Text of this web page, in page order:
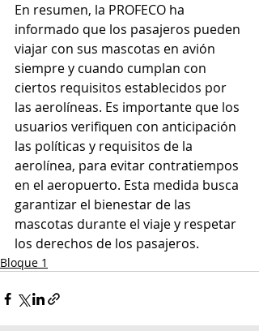
En resumen, la PROFECO ha
informado que los pasajeros pueden
viajar con sus mascotas en avión
siempre y cuando cumplan con
ciertos requisitos establecidos por
las aerolíneas. Es importante que los
usuarios verifiquen con anticipación
las políticas y requisitos de la
aerolínea, para evitar contratiempos
en el aeropuerto. Esta medida busca
garantizar el bienestar de las
mascotas durante el viaje y respetar
los derechos de los pasajeros.
Bloque 1